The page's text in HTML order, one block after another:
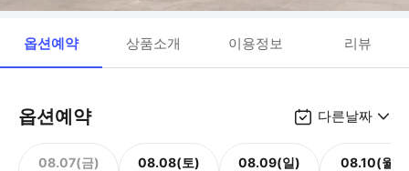
옵션예약 상품소개 이용정보 리뷰
옵션예약 다른날짜
08.07(금) 08.08(토) 08.09(일) 08.10(월)